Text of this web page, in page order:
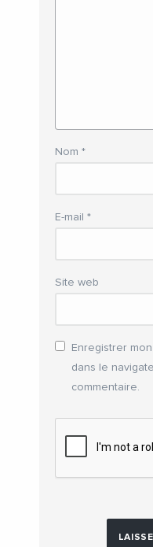
Nom *
E-mail *
Site web
Enregistrer
dans le
commentaire.